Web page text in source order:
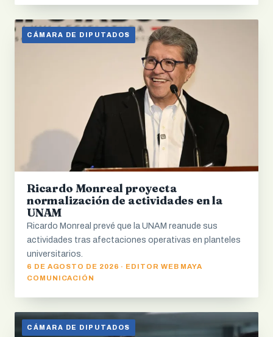
CÁMARA DE DIPUTADOS
Ricardo Monreal proyecta
normalización de actividades en la
UNAM
Ricardo Monreal prevé que la UNAM reanude sus
actividades tras afectaciones operativas en planteles
universitarios.
6 DE AGOSTO DE 2026 · EDITOR WEB MAYA
COMUNICACIÓN
CÁMARA DE DIPUTADOS